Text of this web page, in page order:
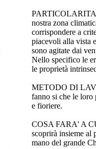
PARTICOLARITA'
nostra zona
corrispondere a
piacevoli alla vista
sono agitate dai
Nello specifico le
le proprietà
METODO DI
fanno si che le loro
e fioriere.
COSA FARA' A
scoprirà insieme al
mano del grande